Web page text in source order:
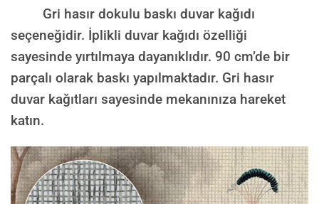
Gri hasır dokulu baskı duvar kağıdı
seçeneğidir. İplikli duvar kağıdı özelliği
sayesinde yırtılmaya dayanıklıdır. 90 cm’de bir
parçalı olarak baskı yapılmaktadır. Gri hasır
duvar kağıtları sayesinde mekanınıza hareket
katın.